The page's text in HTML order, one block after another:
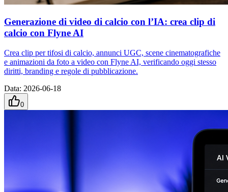
Generazione di video di calcio con l’IA: crea clip di
calcio con Flyne AI
Crea clip per tifosi di calcio, annunci UGC, scene cinematografiche
e animazioni da foto a video con Flyne AI, verificando oggi stesso
diritti, branding e regole di pubblicazione.
Data: 2026-06-18
0